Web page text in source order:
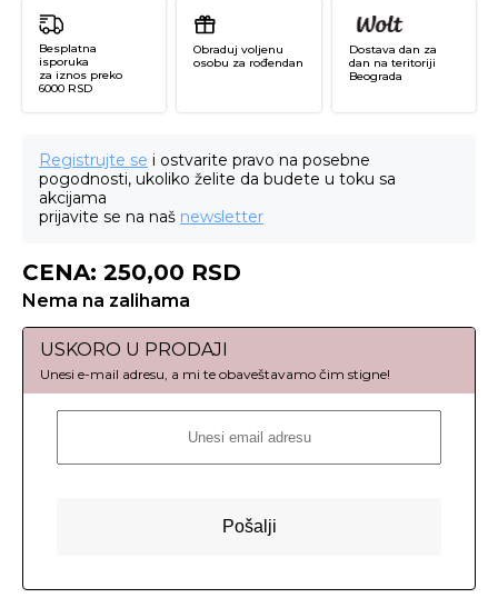
Besplatna
isporuka
za iznos preko
6000 RSD
Obraduj voljenu
osobu za rođendan
Dostava dan za
dan na teritoriji
Beograda
Registrujte se i ostvarite pravo na posebne
pogodnosti, ukoliko želite da budete u toku sa
akcijama
prijavite se na naš newsletter
CENA: 250,00 RSD
Nema na zalihama
USKORO U PRODAJI